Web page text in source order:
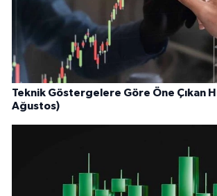
Teknik Göstergelere Göre Öne Çıkan
Ağustos)